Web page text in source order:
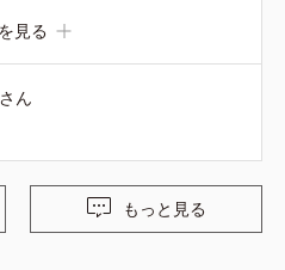
が一番今の私に合う色とうる
のBBのそれぞれの良さもと
見る
ん
もっと見る